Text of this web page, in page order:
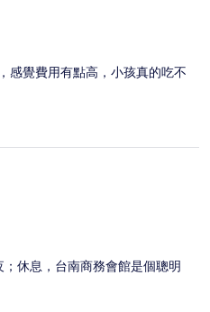
感覺費用有點高，小孩真的吃不
休息，台南商務會館是個聰明